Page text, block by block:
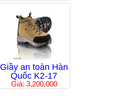
Giầy an toàn Hàn
Quốc K2-17
Giá: 3,200,000